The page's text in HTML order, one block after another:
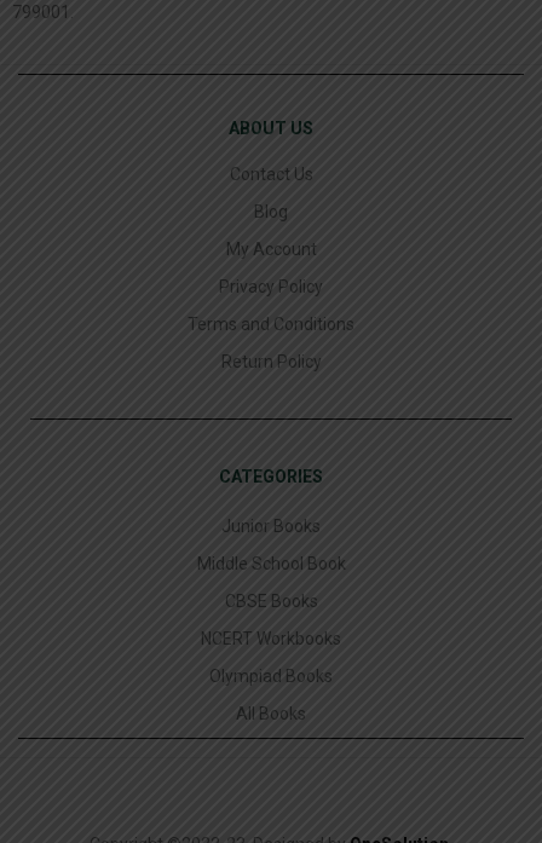
799001.
ABOUT US
Contact Us
Blog
My Account
Privacy Policy
Terms and Conditions
Return Policy
CATEGORIES
Junior Books
Middle School Book
CBSE Books
NCERT Workbooks
Olympiad Books
All Books